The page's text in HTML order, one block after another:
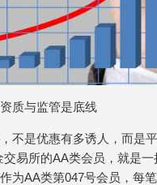
质与监管是底线
不是优惠有多诱人，而是
交易所的AA类会员，就是
为AA类第047号会员，每